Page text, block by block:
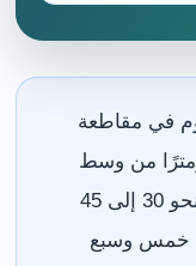
في مقاطعة
مسافة تقارب 20 كيلومترًا من وسط
نيوكاسل. تستغرق الرحلة بالسيارة نحو 30 إلى 45
خمس وسبع